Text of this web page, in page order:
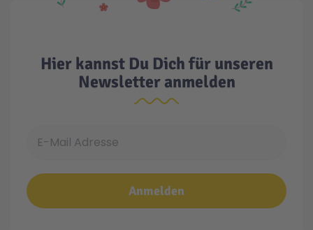
Hier kannst Du Dich für unseren
Newsletter anmelden
Anmelden